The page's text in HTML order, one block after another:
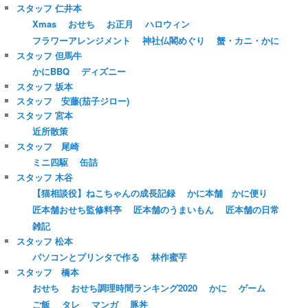
スタッフ 仁井本
Xmas
おせち お正月
ハロウィン
フラワーアレンジメント
神社仏閣めぐり
蟹・カニ・かに
スタッフ 但馬牛
かにBBQ
ディズニー
スタッフ 坂本
スタッフ 安藤(茄子ジロー)
スタッフ 宮本
近所散策
スタッフ 尾崎
ミニ四駆
缶詰
スタッフ 木谷
【猫相談役】ねこちゃんの成長記録
かに本舗 かに便り
匠本舗おせち監修料亭
匠本舗のうまいもん
匠本舗の日常
雑記
スタッフ 松本
パソコンとプリンタで作る
林作蜜芋
スタッフ 橋本
おせち
おせち調理時間ランキング2020 かに
ゲーム
ご飯
タレ マンガ
豚丼